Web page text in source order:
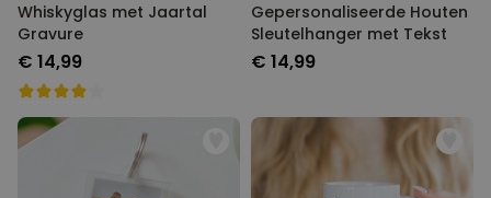
Whiskyglas met Jaartal
Gravure
€ 14,99
Gepersonaliseerde Houten
Sleutelhanger met Tekst
€ 14,99